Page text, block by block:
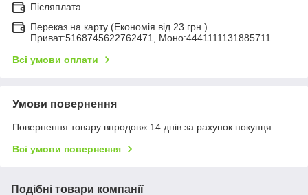
Післяплата
Переказ на карту (Економія від 23 грн.)
Приват:5168745622762471, Моно:4441111131885711
Всі умови оплати
Умови повернення
Повернення товару впродовж 14 днів за рахунок покупця
Всі умови повернення
Подібні товари компанії